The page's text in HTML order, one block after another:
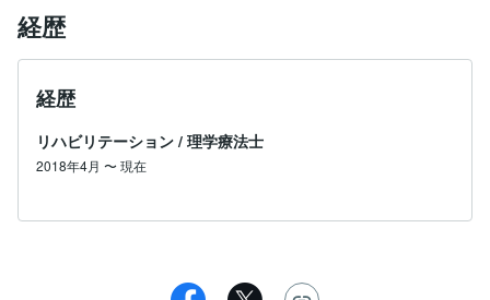
経歴
経歴
リハビリテーション / 理学療法士
2018年4月 〜現在